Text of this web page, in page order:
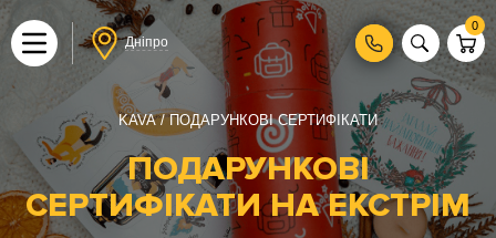
Дніпро
0
KAVA ПОДАРУНКОВІ СЕРТИФІКАТИ
ПОДАРУНКОВІ
СЕРТИФІКАТИ НА ЕКСТРІМ